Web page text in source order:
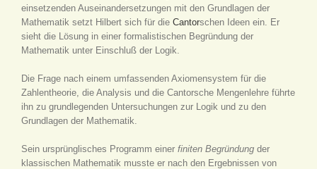
einsetzenden Auseinandersetzungen mit den Grundlagen der
Mathematik setzt Hilbert sich für die Cantorschen Ideen ein. Er
sieht die Lösung in einer formalistischen Begründung der
Mathematik unter Einschluß der Logik.
Die Frage nach einem umfassenden Axiomensystem für die
Zahlentheorie, die Analysis und die Cantorsche Mengenlehre führte
ihn zu grundlegenden Untersuchungen zur Logik und zu den
Grundlagen der Mathematik.
Sein ursprünglisches Programm einer finiten Begründung der
klassischen Mathematik musste er nach den Ergebnissen von